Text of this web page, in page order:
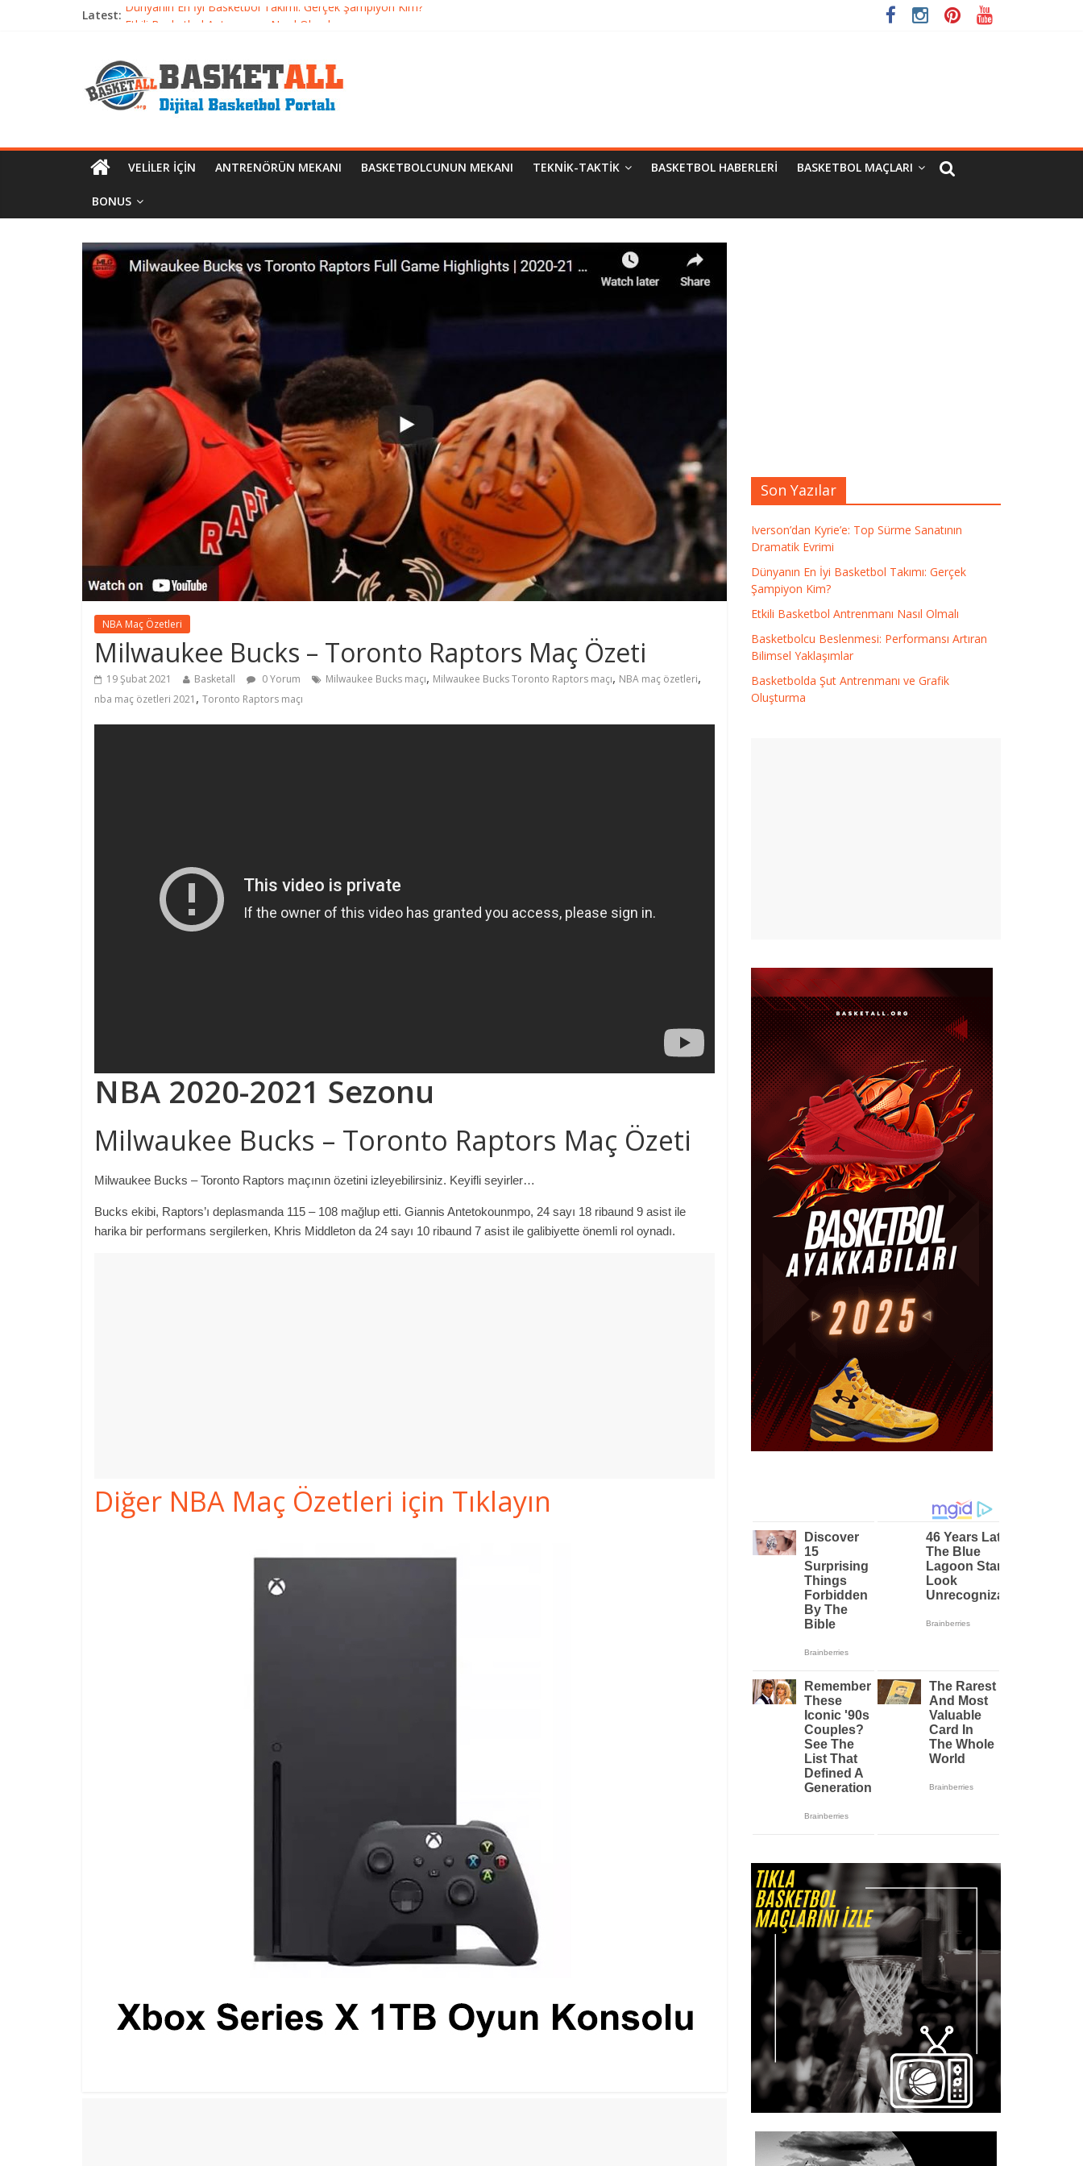
Latest: Dünyanın En İyi Basketbol Takımı: Gerçek Şampiyon Kim?
Basketbolda Şut Antrenmanı ve Grafik Oluşturma
Iverson’dan Kyrie’e: Top Sürme Sanatının Dramatik Evrimi
VELILER İÇIN ANTRENÖRÜN MEKANI BASKETBOLCUNUN MEKANI TEKNIK-TAKTIK BASKETBOL HABERLERI BASKETBOL MAÇLARI
BONUS
NBA Maç Özetleri
Milwaukee Bucks – Toronto Raptors Maç Özeti
19 Şubat 2021 Basketall 0 Yorum Milwaukee Bucks maçı, Milwaukee Bucks Toronto Raptors maçı, NBA maç özetleri,
nba maç özetleri 2021 , Toronto Raptors maçı
NBA 2020-2021 Sezonu
Milwaukee Bucks – Toronto Raptors Maç Özeti
Milwaukee Bucks – Toronto Raptors maçının özetini izleyebilirsiniz. Keyifli seyirler…
Bucks ekibi, Raptors’ı deplasmanda 115 – 108 mağlup etti. Giannis Antetokounmpo, 24 sayı 18 ribaund 9 asist ile
harika bir performans sergilerken, Khris Middleton da 24 sayı 10 ribaund 7 asist ile galibiyette önemli rol oynadı.
Diğer NBA Maç Özetleri için Tıklayın
Son Yazılar
Iverson’dan Kyrie’e: Top Sürme Sanatının
Dramatik Evrimi
Dünyanın En İyi Basketbol Takımı: Gerçek
Şampiyon Kim?
Etkili Basketbol Antrenmanı Nasıl Olmalı
Basketbolcu Beslenmesi: Performansı Artıran
Bilimsel Yaklaşımlar
Basketbolda Şut Antrenmanı ve Grafik
Oluşturma